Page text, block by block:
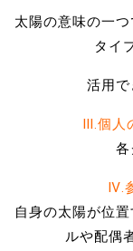
太陽の意味の一
タイ
活用で
Ⅲ.個人
各
Ⅳ.
自身の太陽が位
ルや配偶